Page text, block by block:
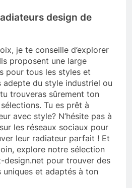
design de
je te conseille d’explorer
proposent une large
pour tous les styles et
adepte du style industriel ou
trouveras sûrement ton
Tu es prêt à
avec style? N’hésite pas à
les réseaux sociaux pour
leur radiateur parfait ! Et
explore notre sélection
design.net pour trouver des
et adaptés à ton